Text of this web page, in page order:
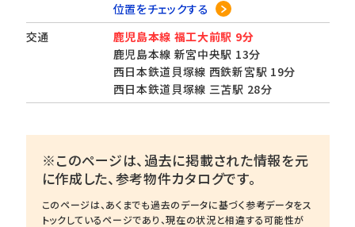
位置をチェックする
交通
鹿児島本線 福工大前駅 9分
鹿児島本線 新宮中央駅 13分
西日本鉄道貝塚線 西鉄新宮駅 19分
西日本鉄道貝塚線 三苫駅 28分
※このページは、過去に掲載された情報を元
に作成した、参考物件カタログです。
このページは、あくまでも過去のデータに基づく参考データをス
トックしているページであり、現在の状況と相違する可能性が